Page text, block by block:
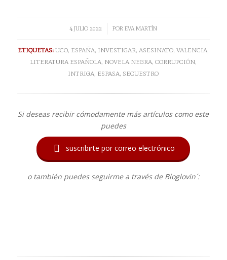
4 JULIO 2022
/ POREVA MARTÍN
ETIQUETAS: UCO, ESPAÑA, INVESTIGAR, ASESINATO,VALENCIA,
LITERATURA ESPAÑOLA, NOVELA NEGRA,CORRUPCIÓN,
INTRIGA, ESPASA, SECUESTRO
Si deseas recibir cómodamente más artículos como este
puedes
 suscribirte por correo electrónico
o también puedes seguirme a través de Bloglovin´: